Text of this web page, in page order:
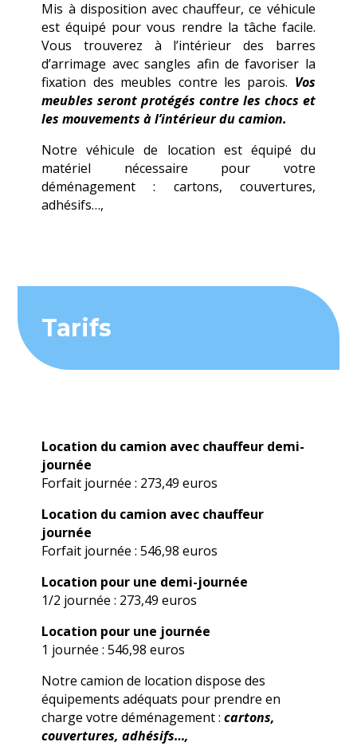
Mis à disposition avec chauffeur, ce véhicule
est équipé pour vous rendre la tâche facile.
Vous trouverez à l’intérieur des barres
d’arrimage avec sangles afin de favoriser la
fixation des meubles contre les parois. Vos
meubles seront protégés contre les chocs et
les mouvements à l’intérieur du camion.
Notre véhicule de location est équipé du
matériel nécessaire pour votre
déménagement : cartons, couvertures,
adhésifs…,
Tarifs
Location du camion avec chauffeur demi-
journée
Forfait journée : 273,49 euros
Location du camion avec chauffeur
journée
Forfait journée : 546,98 euros
Location pour une demi-journée
1/2 journée : 273,49 euros
Location pour une journée
1 journée : 546,98 euros
Notre camion de location dispose des
équipements adéquats pour prendre en
charge votre déménagement : cartons,
couvertures, adhésifs…,